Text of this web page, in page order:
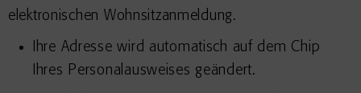
elektronischen Wohnsitzanmeldung.
Ihre Adresse wird automatisch auf dem Chip
Ihres Personalausweises geändert.